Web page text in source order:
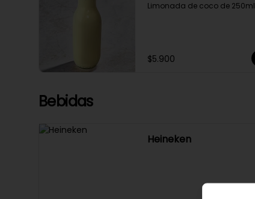
Limonada de coco de 250ml
$5.900
Bebidas
Heineken